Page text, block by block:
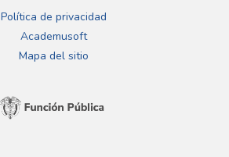
Política de privacidad
Academusoft
Mapa del sitio